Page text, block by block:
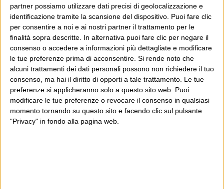
partner possiamo utilizzare dati precisi di geolocalizzazione e
identificazione tramite la scansione del dispositivo. Puoi fare clic
per consentire a noi e ai nostri partner il trattamento per le
finalità sopra descritte. In alternativa puoi fare clic per negare il
consenso o accedere a informazioni più dettagliate e modificare
le tue preferenze prima di acconsentire. Si rende noto che
alcuni trattamenti dei dati personali possono non richiedere il tuo
consenso, ma hai il diritto di opporti a tale trattamento. Le tue
preferenze si applicheranno solo a questo sito web. Puoi
modificare le tue preferenze o revocare il consenso in qualsiasi
momento tornando su questo sito e facendo clic sul pulsante
"Privacy" in fondo alla pagina web.
questo blog dentro a un progetto più grande.
Poi il Post è cresciuto ed è diventato anche altro:
un progetto giornalistico che prosegue da oltre 16
anni, grazie a chi lo scopre, lo apprezza e lo
consiglia in giro.
Leggi il Post, magari ti piace